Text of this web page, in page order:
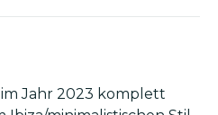
Jahr 2023 komplett